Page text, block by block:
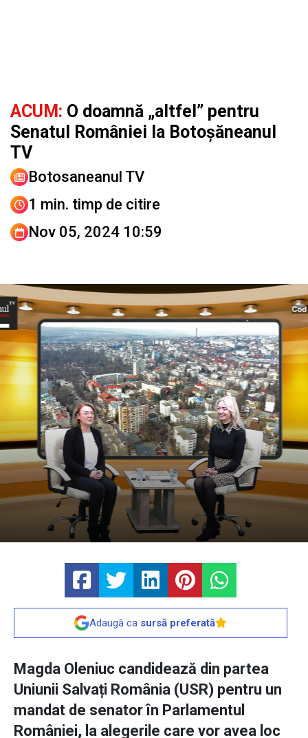
ACUM: O doamnă „altfel” pentru
Senatul României la Botoșăneanul
TV
Botosaneanul TV
1 min. timp de citire
Nov 05, 2024 10:59
Adaugă ca sursă preferată
Magda Oleniuc candidează din partea
Uniunii Salvați România (USR) pentru un
mandat de senator în Parlamentul
României, la alegerile care vor avea loc